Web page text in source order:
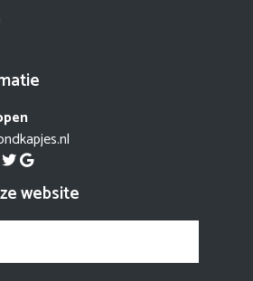
website